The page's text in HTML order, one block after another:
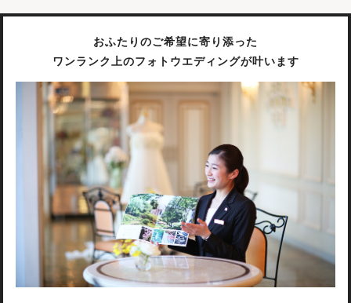
おふたりのご希望に寄り添った
ワンランク上のフォトウエディングが叶います